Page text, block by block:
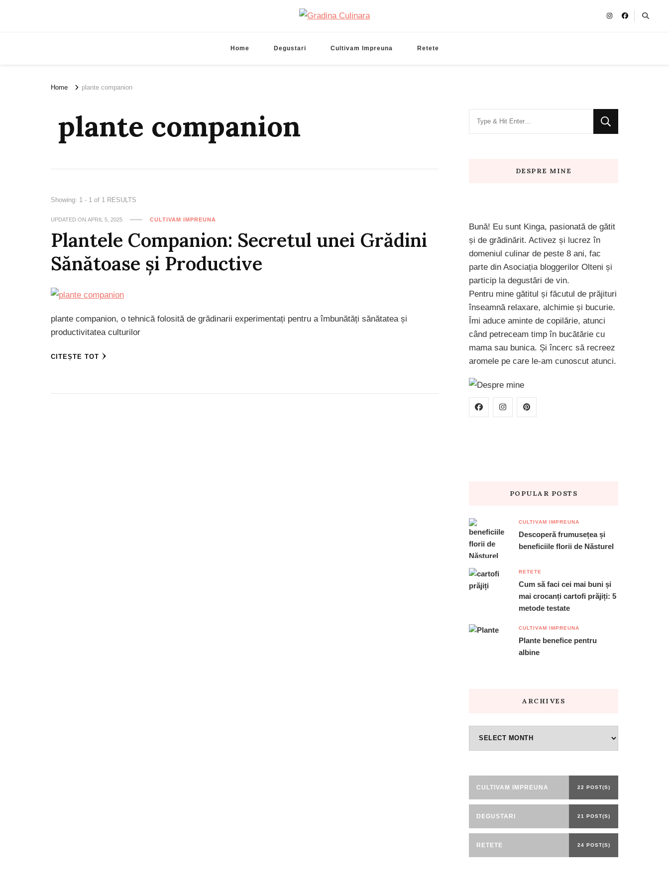
Home Degustari Cultivam Impreuna Retete
Home plante companion
plante companion
Showing: 1 - 1 of 1 RESULTS
UPDATED ON APRIL 5, 2025 CULTIVAM IMPREUNA
Plantele Companion: Secretul unei Grădini
Sănătoase și Productive
plante companion, o tehnică folosită de grădinarii experimentați pentru a îmbunătăți sănătatea și
productivitatea culturilor
CITEȘTE TOT
DESPRE MINE
Bună! Eu sunt Kinga, pasionată de gătit
și de grădinărit. Activez și lucrez în
domeniul culinar de peste 8 ani, fac
parte din Asociația bloggerilor Olteni și
particip la degustări de vin.
Pentru mine gătitul și făcutul de prăjituri
înseamnă relaxare, alchimie și bucurie.
Îmi aduce aminte de copilărie, atunci
când petreceam timp în bucătărie cu
mama sau bunica. Și încerc să recreez
aromele pe care le-am cunoscut atunci.
POPULAR POSTS
CULTIVAM IMPREUNA
Descoperă frumusețea și
beneficiile florii de Năsturel
RETETE
Cum să faci cei mai buni și
mai crocanți cartofi prăjiți: 5
metode testate
CULTIVAM IMPREUNA
Plante benefice pentru
albine
ARCHIVES
CULTIVAM IMPREUNA 22 POST(S)
DEGUSTARI 21 POST(S)
RETETE 24 POST(S)